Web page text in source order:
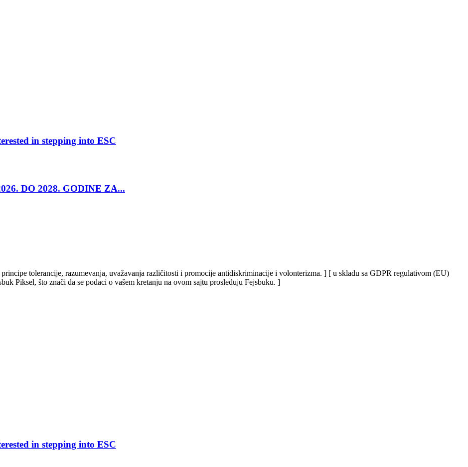
in stepping into ESC
DO 2028. GODINE ZA...
tolerancije, razumevanja, uvažavanja različitosti i promocije antidiskriminacije i volonterizma. ] [ u skladu sa GDPR regulativom (EU)
Piksel, što znači da se podaci o vašem kretanju na ovom sajtu prosleđuju Fejsbuku. ]
in stepping into ESC